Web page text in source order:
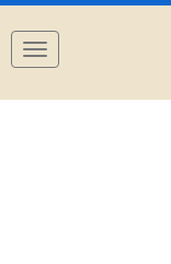
Navigation